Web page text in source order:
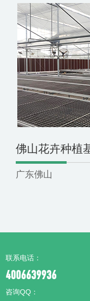
佛山花卉种植
广东佛山
联系电话：
4006639936
咨询QQ：